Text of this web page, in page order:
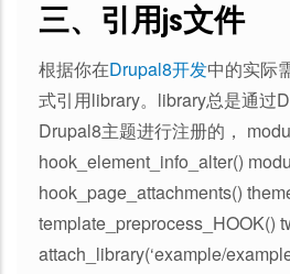
三、引用js文件
根据你在Drupal8开发中的实际
式引用library。library总是通过
Drupal8主题进行注册的，
hook_element_info_alter()
hook_page_attachments()
template_preprocess_HOOK()
attach_library(‘example/